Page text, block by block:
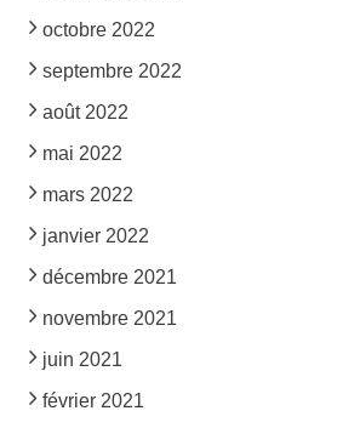
octobre 2022
septembre 2022
août 2022
mai 2022
mars 2022
janvier 2022
décembre 2021
novembre 2021
juin 2021
février 2021